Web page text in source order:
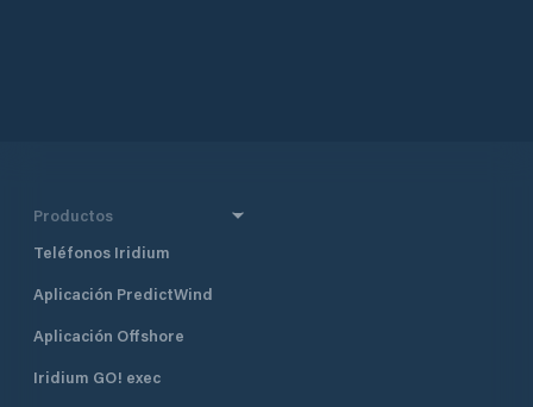
Productos
Teléfonos Iridium
Aplicación PredictWind
Aplicación Offshore
Iridium GO! exec